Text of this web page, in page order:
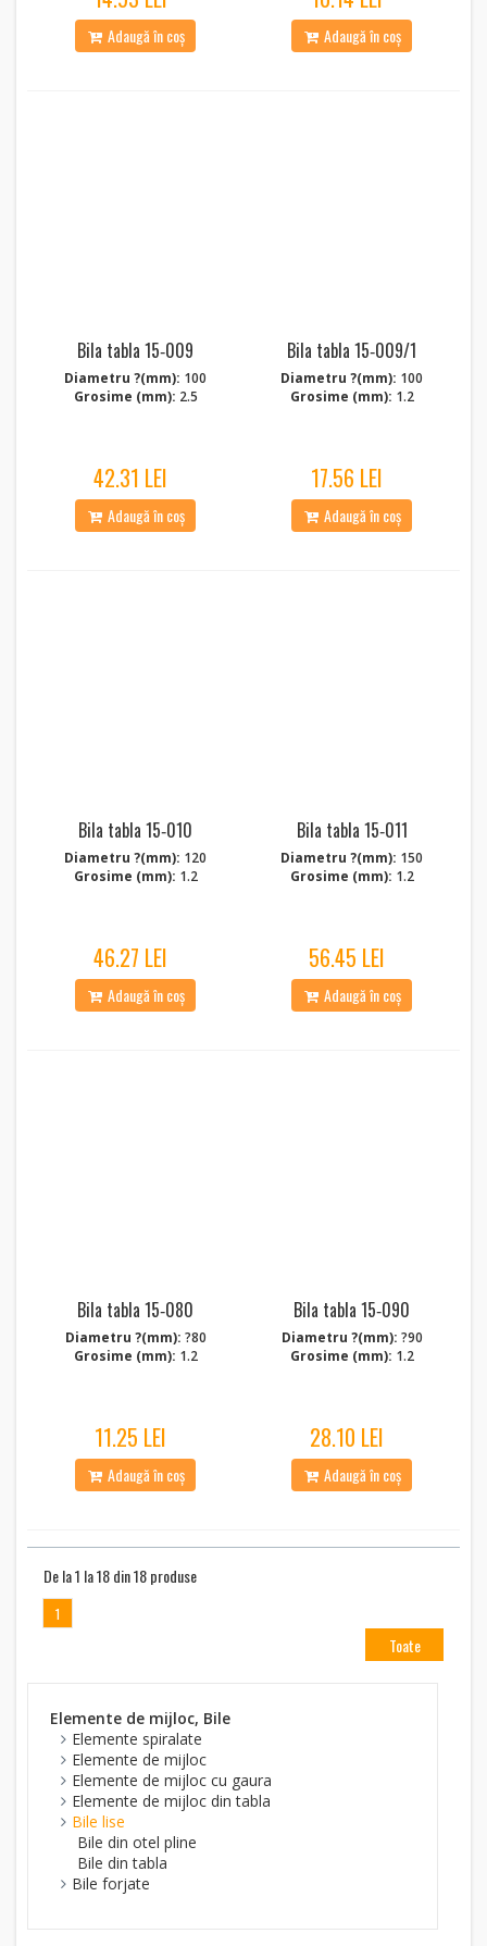
Adaugă în coș Adaugă în coș
Bila tabla 15‑009
Diametru ?(mm): 100
Grosime (mm): 2.5
42.31 LEI
Adaugă în coș
Bila tabla 15‑009/1
Diametru ?(mm): 100
Grosime (mm): 1.2
17.56 LEI
Adaugă în coș
Bila tabla 15‑010
Diametru ?(mm): 120
Grosime (mm): 1.2
46.27 LEI
Adaugă în coș
Bila tabla 15‑011
Diametru ?(mm): 150
Grosime (mm): 1.2
56.45 LEI
Adaugă în coș
Bila tabla 15‑080
Diametru ?(mm): ?80
Grosime (mm): 1.2
11.25 LEI
Adaugă în coș
Bila tabla 15‑090
Diametru ?(mm): ?90
Grosime (mm): 1.2
28.10 LEI
Adaugă în coș
De la 1 la 18 din 18 produse
1
Toate
Elemente de mijloc, Bile
Elemente spiralate
Elemente de mijloc
Elemente de mijloc cu gaura
Elemente de mijloc din tabla
Bile lise
Bile din otel pline
Bile din tabla
Bile forjate